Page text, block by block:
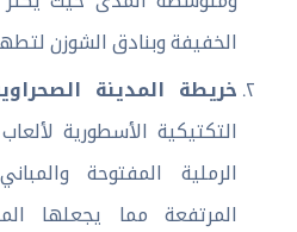
الخفيفة وبنادق الشوزن
خريطة المدينة
التكتيكية الأسطورية
الرملية المفتوحة
المرتفعة مما يجعلها